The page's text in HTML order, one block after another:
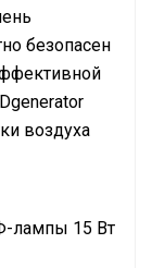
безопасен
воздуха
лампы 15 Вт